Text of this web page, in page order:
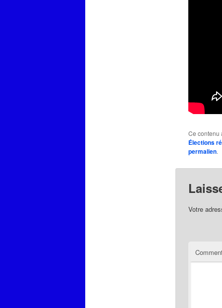
Ce contenu
Élections
permalien.
Votre